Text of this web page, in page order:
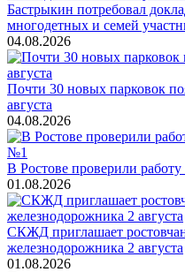
Бастрыкин потребовал
многодетных и семей
04.08.2026
Почти 30 новых парковок
августа
04.08.2026
В Ростове проверили
01.08.2026
СКЖД приглашает
железнодорожника 2 августа
01.08.2026